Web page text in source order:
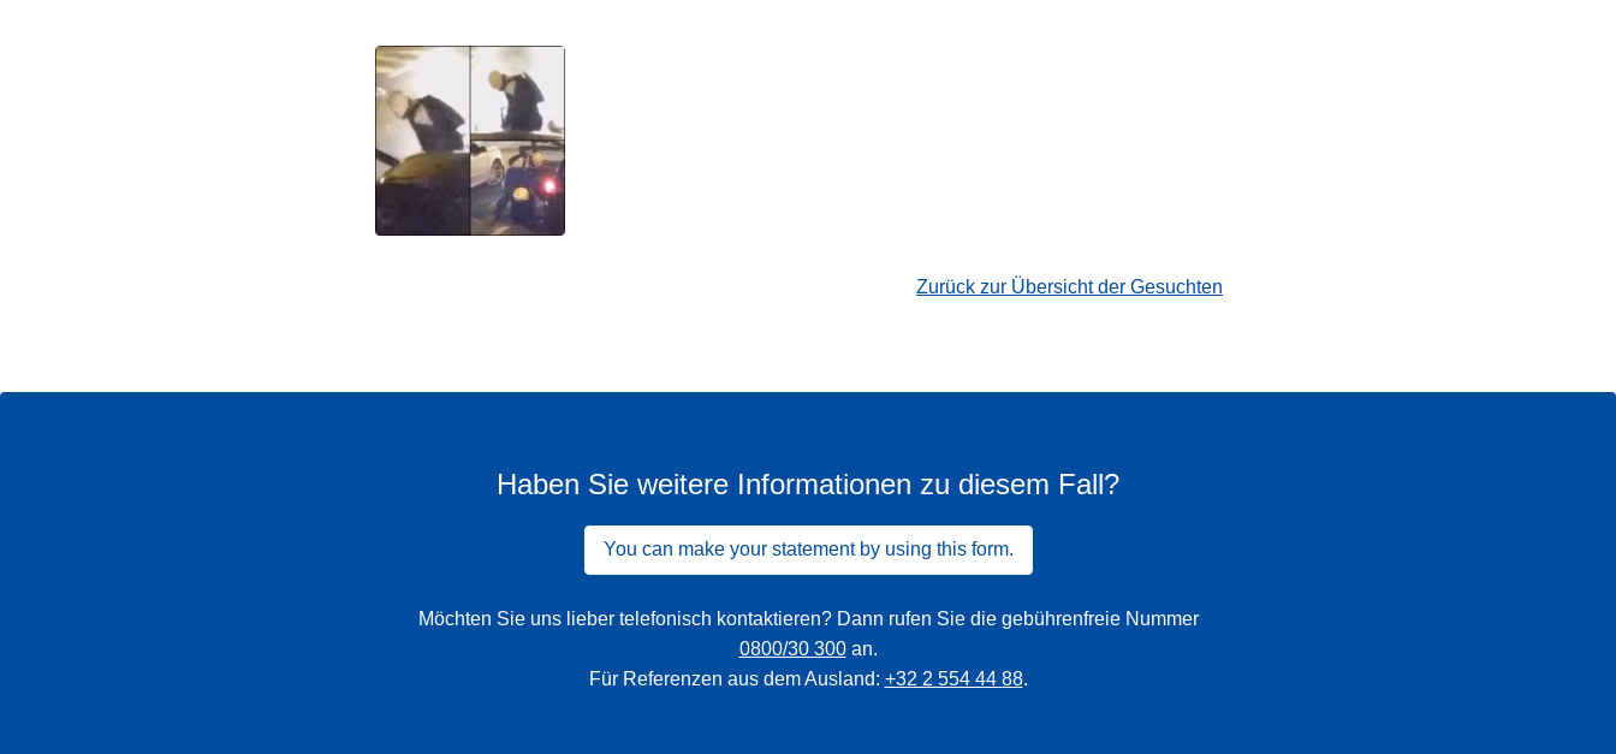
Zurück zur Übersicht der Gesuchten
Haben Sie weitere Informationen zu diesem Fall?
You can make your statement by using this form.
Möchten Sie uns lieber telefonisch kontaktieren? Dann rufen Sie die gebührenfreie Nummer
0800/30 300an.
Für Referenzen aus dem Ausland: +32 2 554 44 88.